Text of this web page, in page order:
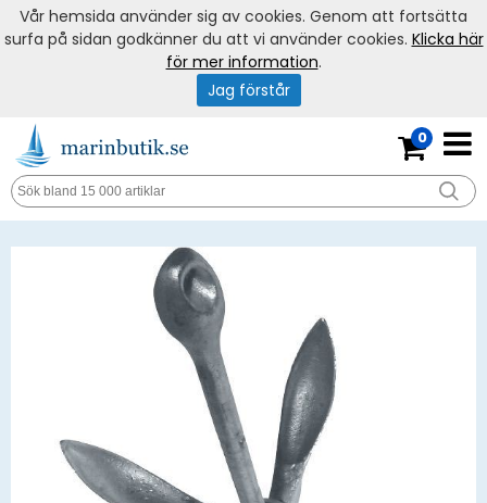
0
Vår hemsida använder sig av cookies. Genom att fortsätta
surfa på sidan godkänner du att vi använder cookies. Klicka här
för mer information.
Jag förstår